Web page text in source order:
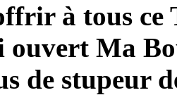
à tous ce
ouvert Ma
de stupeur